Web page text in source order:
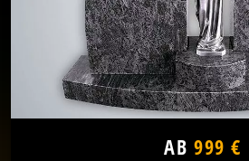
AB 999 €